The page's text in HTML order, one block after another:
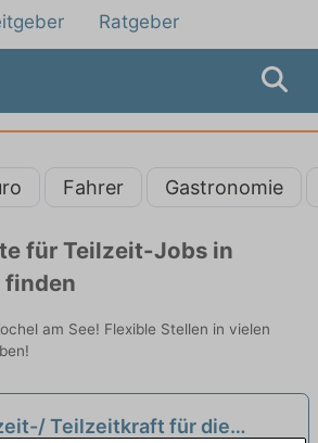
Ratgeber
Fahrer Gastronomie
für Teilzeit-Jobs in
finden
am See! Flexible Stellen in vielen
Teilzeitkraft für die